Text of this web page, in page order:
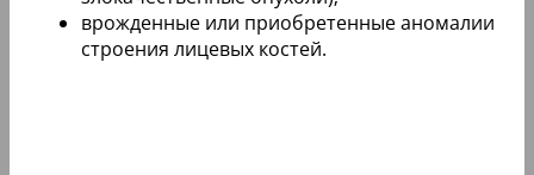
врожденные или приобретенные аномалии
строения лицевых костей.